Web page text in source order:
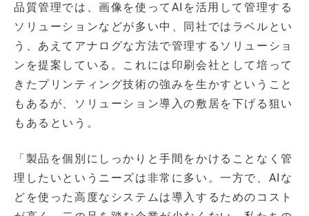
品質管理では、画像を使ってAIを活用して管理する
ソリューションなどが多い中、同社ではラベルとい
う、あえてアナログな方法で管理するソリューショ
ンを提案している。これには印刷会社として培って
きたプリンティング技術の強みを生かすということ
もあるが、ソリューション導入の敷居を下げる狙い
もあるという。
「製品を個別にしっかりと手間をかけることなく管
理したいというニーズは非常に多い。一方で、AIな
どを使った高度なシステムは導入するためのコスト